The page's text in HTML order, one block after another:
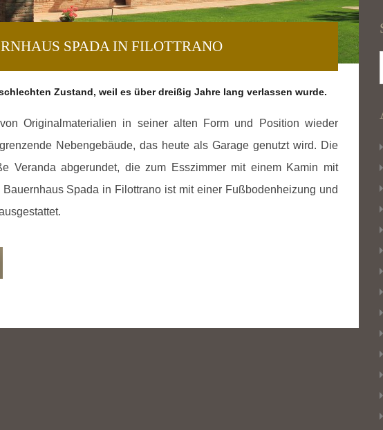
SPADA IN FILOTTRANO
Zustand, weil es über dreißig Jahre lang verlassen wurde.
Originalmaterialien in seiner alten Form und Position wieder
Nebengebäude, das heute als Garage genutzt wird. Die
Veranda abgerundet, die zum Esszimmer mit einem Kamin mit
Spada in Filottrano ist mit einer Fußbodenheizung und